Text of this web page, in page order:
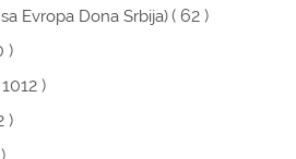
Evropa Dona Srbija)( 62 )
)
)
)